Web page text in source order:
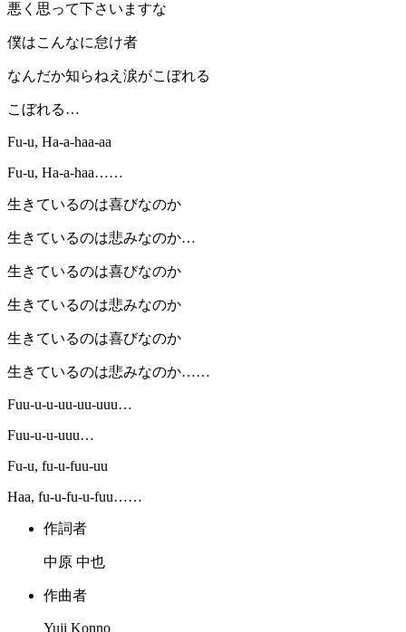
悪く思って下さいますな
僕はこんなに怠け者
なんだか知らねえ涙がこぼれる
こぼれる…
Fu-u, Ha-a-haa-aa
Fu-u, Ha-a-haa……
生きているのは喜びなのか
生きているのは悲みなのか…
生きているのは喜びなのか
生きているのは悲みなのか
生きているのは喜びなのか
生きているのは悲みなのか……
Fuu-u-u-uu-uu-uuu…
Fuu-u-u-uuu…
Fu-u, fu-u-fuu-uu
Haa, fu-u-fu-u-fuu……
作詞者
中原 中也
作曲者
Yuji Konno